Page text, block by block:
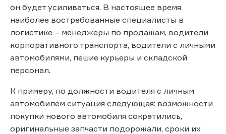
он будет усиливаться. В настоящее время
наиболее востребованные специалисты в
логистике – менеджеры по продажам, водители
корпоративного транспорта, водители с личными
автомобилями, пешие курьеры и складской
персонал.
К примеру, по должности водителя с личным
автомобилем ситуация следующая: возможности
покупки нового автомобиля сократились,
оригинальные запчасти подорожали, сроки их